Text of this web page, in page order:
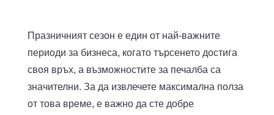
Празничният сезон е един от най-важните
периоди за бизнеса, когато търсенето достига
своя връх, а възможностите за печалба са
значителни. За да извлечете максимална полза
от това време, е важно да сте добре